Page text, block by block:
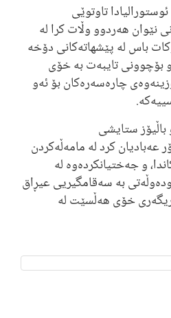
تاوتوێی
نێوان هەردوو وڵات کرا لە
باس لە پێشهاتەکانی دۆخە
بۆچوونی تایبەت بە خۆی
چارەسەرەکان بۆ ئەو
ستایشی
کرد لە مامەڵەکردن
و جەختیانکردەوە لە
بە سەقامگیریی عیڕاق
خۆی هەڵسێت لە